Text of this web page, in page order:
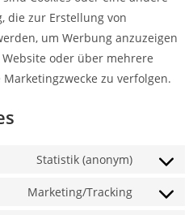
die zur Erstellung von
um Werbung anzuzeigen
oder über mehrere
zu verfolgen.
Statistik (anonym)
Marketing/Tracking